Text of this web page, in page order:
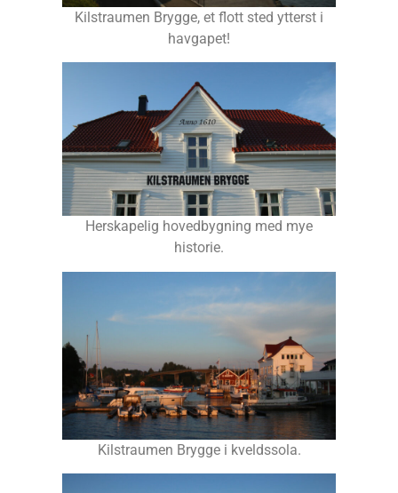
Kilstraumen Brygge, et flott sted ytterst i
havgapet!
Herskapelig hovedbygning med mye
historie.
Kilstraumen Brygge i kveldssola.